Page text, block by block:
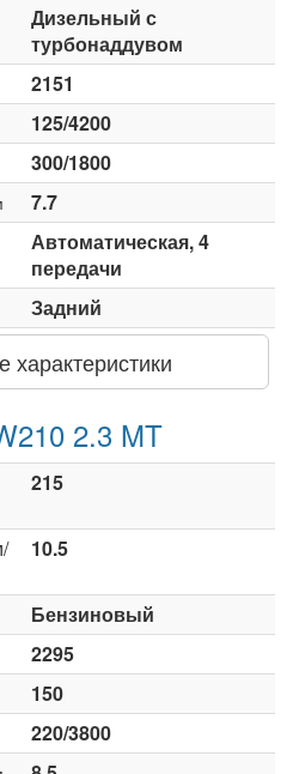
Дизельный с
турбонаддувом
2151
125/4200
300/1800
7.7
Автоматическая, 4
передачи
Задний
характеристики
2.3 MT
215
10.5
Бензиновый
2295
150
220/3800